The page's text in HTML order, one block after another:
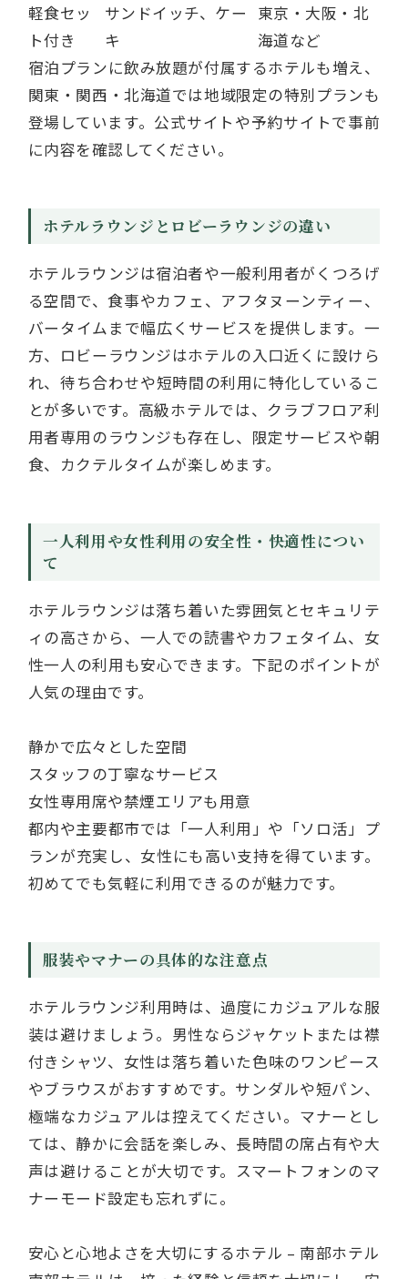
軽食セッ
ト付き
サンドイッチ、ケー
キ
東京・大阪・北
海道など
宿泊プランに飲み放題が付属するホテルも増え、
関東・関西・北海道では地域限定の特別プランも
登場しています。公式サイトや予約サイトで事前
に内容を確認してください。
ホテルラウンジとロビーラウンジの違い
ホテルラウンジは宿泊者や一般利用者がくつろげ
る空間で、食事やカフェ、アフタヌーンティー、
バータイムまで幅広くサービスを提供します。一
方、ロビーラウンジはホテルの入口近くに設けら
れ、待ち合わせや短時間の利用に特化しているこ
とが多いです。高級ホテルでは、クラブフロア利
用者専用のラウンジも存在し、限定サービスや朝
食、カクテルタイムが楽しめます。
一人利用や女性利用の安全性・快適性につい
て
ホテルラウンジは落ち着いた雰囲気とセキュリテ
ィの高さから、一人での読書やカフェタイム、女
性一人の利用も安心できます。下記のポイントが
人気の理由です。
静かで広々とした空間
スタッフの丁寧なサービス
女性専用席や禁煙エリアも用意
都内や主要都市では「一人利用」や「ソロ活」プ
ランが充実し、女性にも高い支持を得ています。
初めてでも気軽に利用できるのが魅力です。
服装やマナーの具体的な注意点
ホテルラウンジ利用時は、過度にカジュアルな服
装は避けましょう。男性ならジャケットまたは襟
付きシャツ、女性は落ち着いた色味のワンピース
やブラウスがおすすめです。サンダルや短パン、
極端なカジュアルは控えてください。マナーとし
ては、静かに会話を楽しみ、長時間の席占有や大
声は避けることが大切です。スマートフォンのマ
ナーモード設定も忘れずに。
安心と心地よさを大切にするホテル – 南部ホテル